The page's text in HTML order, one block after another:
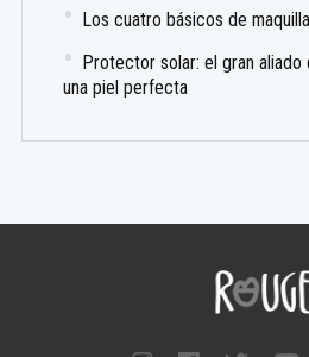
Los cuatro básicos de
Protector solar: el gran aliado
una piel perfecta